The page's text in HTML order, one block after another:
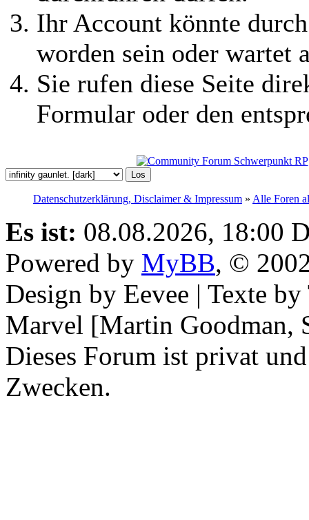
Ihr Account könnte
worden sein oder wartet
Sie rufen diese Seite
Formular oder den
Datenschutzerklärung, Disclaimer & Impressum » Alle Foren
Es ist: 08.08.2026, 18:00
Powered by MyBB, ©
Design by Eevee | Texte
Marvel [Martin Goodman,
Dieses Forum ist privat
Zwecken.